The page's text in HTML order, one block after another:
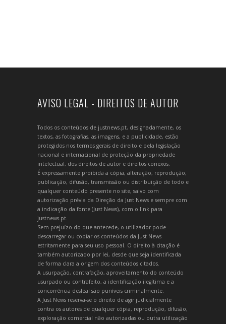
AVISO LEGAL - DIREITOS DE AUTOR
Todos os conteúdos de justnews.pt, designadamente, os
textos, as fotografias, as imagens, e a publicidade, estão
protegidos nos termos gerais de direito e pela legislação
nacional e internacional de proteção da propriedade
intelectual, dos direitos de autor e direitos conexos.
É expressamente proibida a cópia, alteração, reprodução,
publicação, difusão, transmissão ou distribuição de todo e
qualquer conteúdo presente no site, salvo com
autorização prévia da Direção da Just News e sempre com
a indicação da fonte (Just News), com o link para
justnews.pt.
Sem prejuízo do que antecede, o utilizador pode
descarregar ou copiar os conteúdos da Just News
estritamente para seu uso pessoal. O direito à citação é
também autorizado por lei, desde que seja identificada
de forma clara a origem dos conteúdos citados.
A usurpação, contrafação, aproveitamento do conteúdo
usurpado ou contrafeito, a identificação ilegítima e a
concorrência desleal são puníveis criminalmente.
A Just News reserva-se o direito de agir judicialmente
contra os autores de qualquer cópia, reprodução, difusão,
exploração comercial não autorizadas ou outra utilização